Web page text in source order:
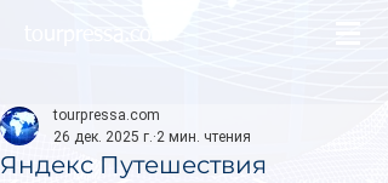
Яндекс Путешествия
tourpressa.com
26 дек. 2025 г. 2 мин. чтения